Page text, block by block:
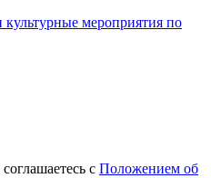
мероприятия по
с Положением об